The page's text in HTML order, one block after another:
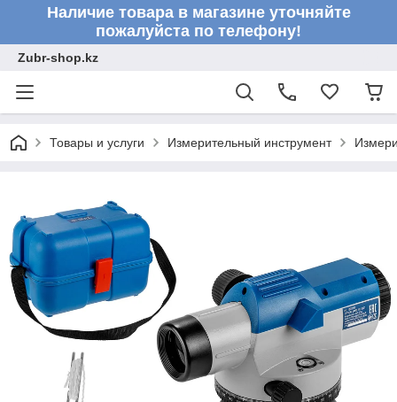
Наличие товара в магазине уточняйте
пожалуйста по телефону!
Zubr-shop.kz
Товары и услуги Измерительный инструмент